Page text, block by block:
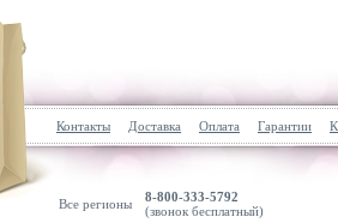
Контакты Доставка Оплата Гарантии
Все регионы
8-800-333-5792
(звонок бесплатный)